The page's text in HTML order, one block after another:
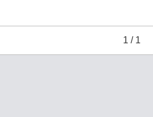
1 / 1